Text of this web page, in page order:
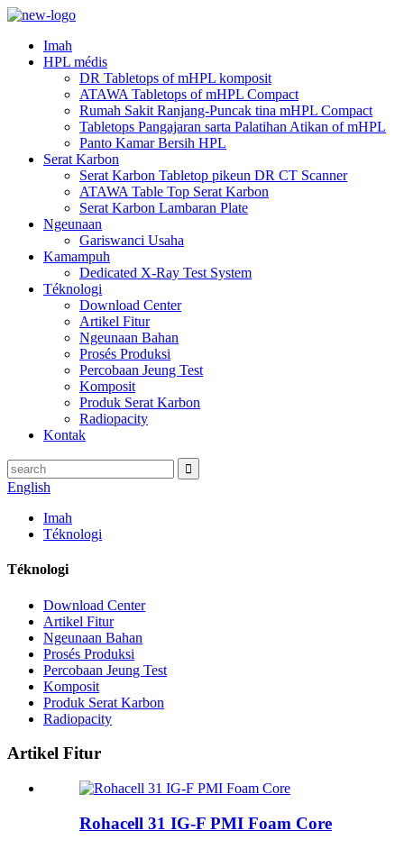
Imah
HPL médis
DR Tabletops of mHPL komposit
ATAWA Tabletops of mHPL Compact
Rumah Sakit Ranjang-Puncak tina mHPL Compact
Tabletops Pangajaran sarta Palatihan Atikan of mHPL
Panto Kamar Bersih HPL
Serat Karbon
Serat Karbon Tabletop pikeun DR CT Scanner
ATAWA Table Top Serat Karbon
Serat Karbon Lambaran Plate
Ngeunaan
Gariswanci Usaha
Kamampuh
Dedicated X-Ray Test System
Téknologi
Download Center
Artikel Fitur
Ngeunaan Bahan
Prosés Produksi
Percobaan Jeung Test
Komposit
Produk Serat Karbon
Radiopacity
Kontak
English
Imah
Téknologi
Téknologi
Download Center
Artikel Fitur
Ngeunaan Bahan
Prosés Produksi
Percobaan Jeung Test
Komposit
Produk Serat Karbon
Radiopacity
Artikel Fitur
Rohacell 31 IG-F PMI Foam Core